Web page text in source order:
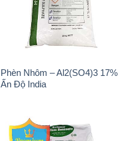
Phèn Nhôm – Al2(SO4)3 17%
Ấn Độ India